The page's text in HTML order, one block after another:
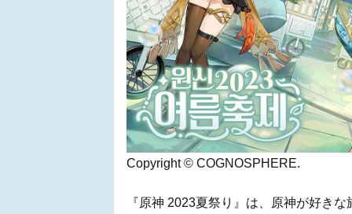
Copyright © COGNOSPHERE.
『原神 2023夏祭り』は、原神が好き